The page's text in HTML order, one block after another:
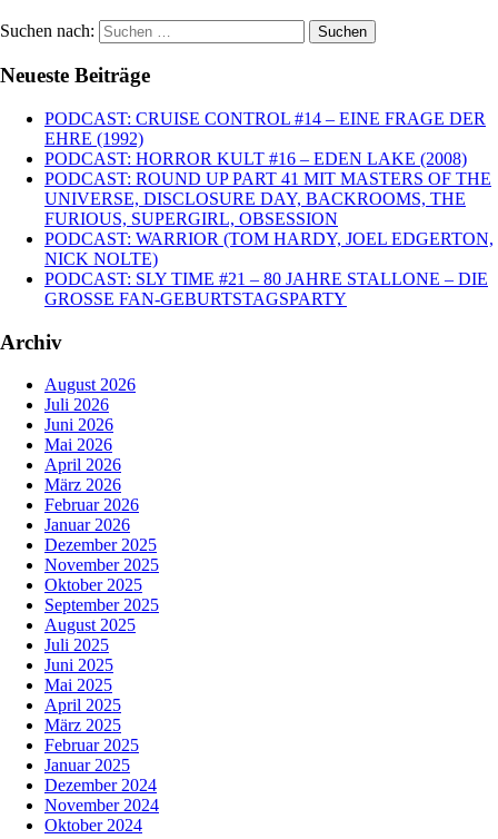
Suchen nach:
Neueste Beiträge
PODCAST: CRUISE CONTROL #14 – EINE FRAGE DER
EHRE (1992)
PODCAST: HORROR KULT #16 – EDEN LAKE (2008)
PODCAST: ROUND UP PART 41 MIT MASTERS OF THE
UNIVERSE, DISCLOSURE DAY, BACKROOMS, THE
FURIOUS, SUPERGIRL, OBSESSION
PODCAST: WARRIOR (TOM HARDY, JOEL EDGERTON,
NICK NOLTE)
PODCAST: SLY TIME #21 – 80 JAHRE STALLONE – DIE
GROSSE FAN-GEBURTSTAGSPARTY
Archiv
August 2026
Juli 2026
Juni 2026
Mai 2026
April 2026
März 2026
Februar 2026
Januar 2026
Dezember 2025
November 2025
Oktober 2025
September 2025
August 2025
Juli 2025
Juni 2025
Mai 2025
April 2025
März 2025
Februar 2025
Januar 2025
Dezember 2024
November 2024
Oktober 2024